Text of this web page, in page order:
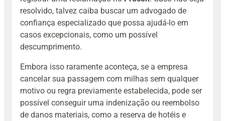
resolvido, talvez caiba buscar um advogado de
confiança especializado que possa ajudá-lo em
casos excepcionais, como um possível
descumprimento.
Embora isso raramente aconteça, se a empresa
cancelar sua passagem com milhas sem qualquer
motivo ou regra previamente estabelecida, pode ser
possível conseguir uma indenização ou reembolso
de danos materiais, como a reserva de hotéis e